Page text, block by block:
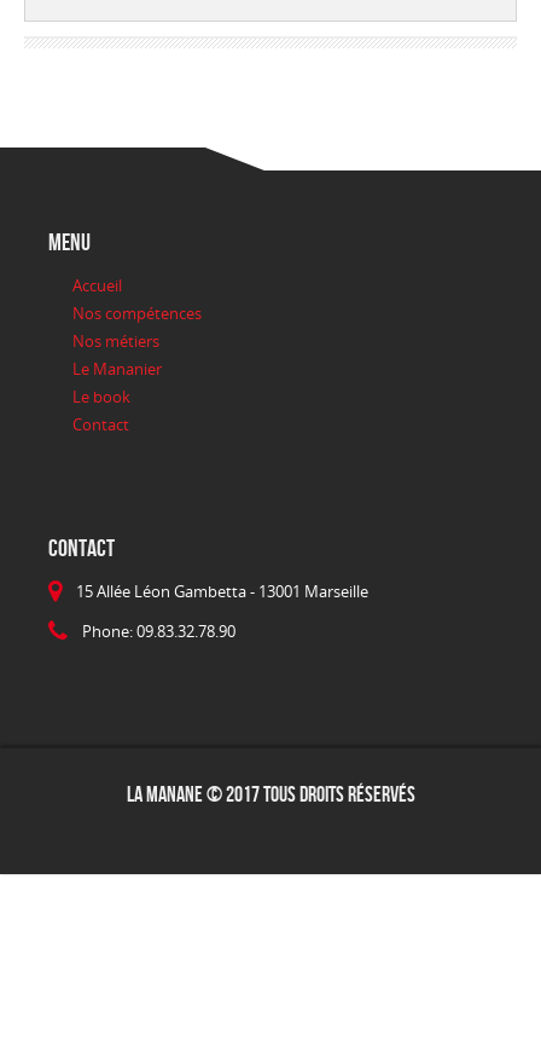
menu
Accueil
Nos compétences
Nos métiers
Le Mananier
Le book
Contact
CONTACT
15 Allée Léon Gambetta - 13001 Marseille
Phone: 09.83.32.78.90
La Manane © 2017 Tous droits réservés